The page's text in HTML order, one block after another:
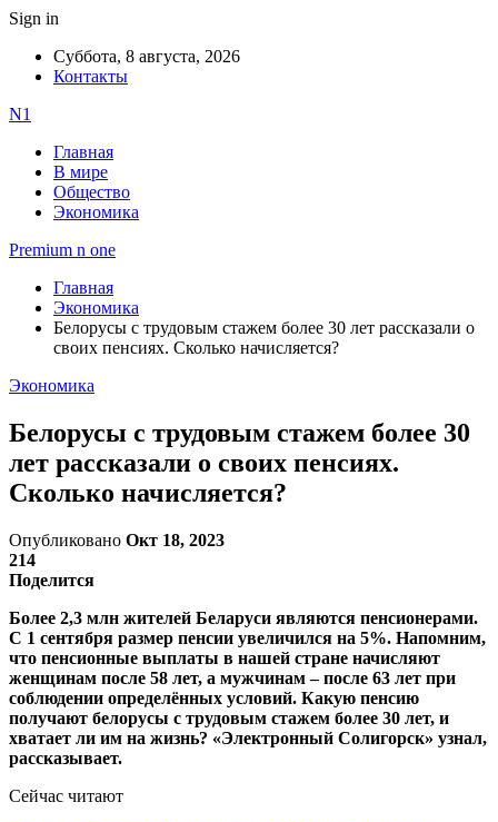
Sign in
Суббота, 8 августа, 2026
Контакты
N1
Главная
В мире
Общество
Экономика
Premium n one
Главная
Экономика
Белорусы с трудовым стажем более 30 лет рассказали о
своих пенсиях. Сколько начисляется?
Экономика
Белорусы с трудовым стажем более 30
лет рассказали о своих пенсиях.
Сколько начисляется?
Опубликовано Окт 18, 2023
214
Поделится
Более 2,3 млн жителей Беларуси являются пенсионерами.
С 1 сентября размер пенсии увеличился на 5%. Напомним,
что пенсионные выплаты в нашей стране начисляют
женщинам после 58 лет, а мужчинам – после 63 лет при
соблюдении определённых условий. Какую пенсию
получают белорусы с трудовым стажем более 30 лет, и
хватает ли им на жизнь? «Электронный Солигорск» узнал,
рассказывает.
Сейчас читают